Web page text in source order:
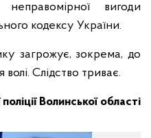
вигоди
кодексу України.
загрожує, зокрема, до
Слідство триває.
Волинської області